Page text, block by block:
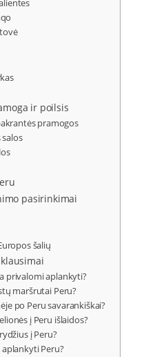
ir poilsis
pramogos
pasirinkimai
šalių
privalomi aplankyti?
maršrutai Peru?
po Peru savarankiškai?
į Peru išlaidos?
į Peru?
aplankyti Peru?